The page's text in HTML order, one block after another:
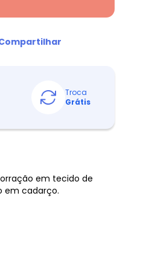
Troca
Grátis
em tecido de
em cadarço.